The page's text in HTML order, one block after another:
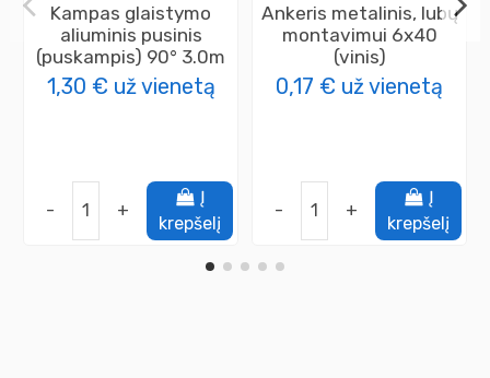
Kampas glaistymo
aliuminis pusinis
(puskampis) 90° 3.0m
1,30 € už vienetą
- +
Į
krepšelį
Ankeris metalinis, lubų
montavimui 6x40
(vinis)
0,17 € už vienetą
- +
Į
krepšelį